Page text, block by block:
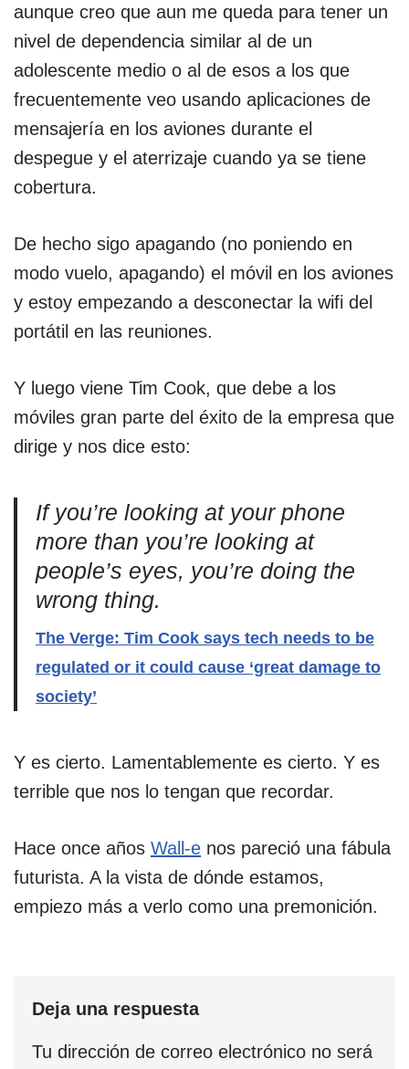
aunque creo que aun me queda para tener un
nivel de dependencia similar al de un
adolescente medio o al de esos a los que
frecuentemente veo usando aplicaciones de
mensajería en los aviones durante el
despegue y el aterrizaje cuando ya se tiene
cobertura.
De hecho sigo apagando (no poniendo en
modo vuelo, apagando) el móvil en los aviones
y estoy empezando a desconectar la wifi del
portátil en las reuniones.
Y luego viene Tim Cook, que debe a los
móviles gran parte del éxito de la empresa que
dirige y nos dice esto:
If you’re looking at your phone
more than you’re looking at
people’s eyes, you’re doing the
wrong thing.
The Verge: Tim Cook says tech needs to be
regulated or it could cause ‘great damage to
society’
Y es cierto. Lamentablemente es cierto. Y es
terrible que nos lo tengan que recordar.
Hace once años Wall-e nos pareció una fábula
futurista. A la vista de dónde estamos,
empiezo más a verlo como una premonición.
Deja una respuesta
Tu dirección de correo electrónico no será